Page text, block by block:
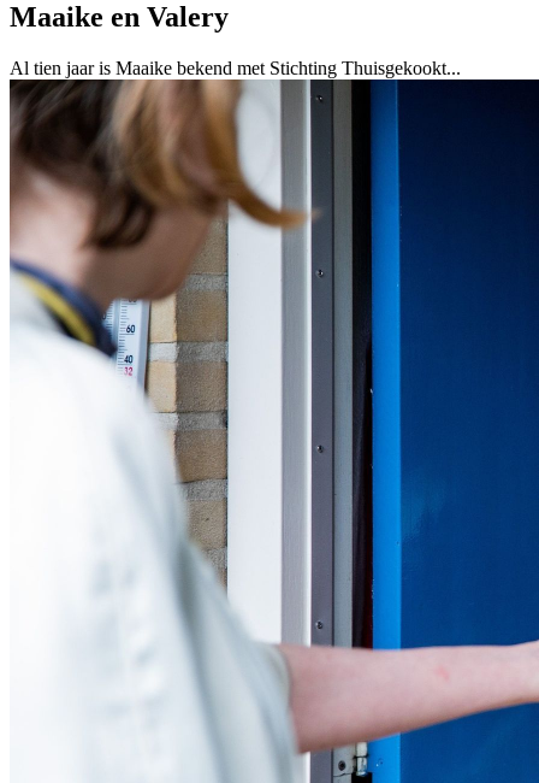
Maaike en Valery
Al tien jaar is Maaike bekend met Stichting Thuisgekookt...